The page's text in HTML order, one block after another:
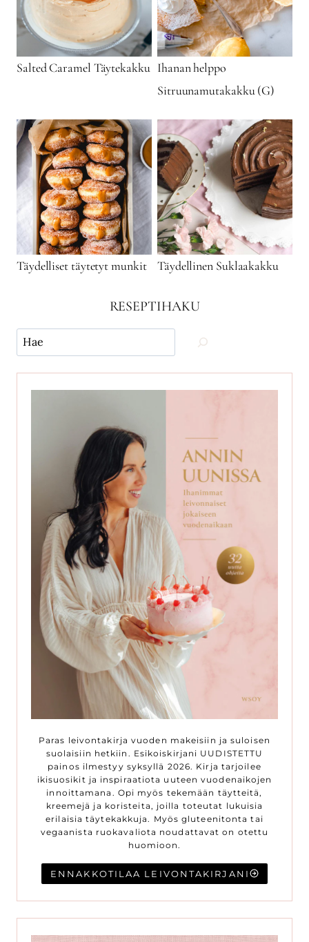
Salted Caramel Täytekakku Ihanan helppo
Sitruunamutakakku (G)
Täydelliset täytetyt munkit Täydellinen Suklaakakku
RESEPTIHAKU
Käytä
hakua
ja
etsi
Paras leivontakirja vuoden makeisiin ja suloisen
suolaisiin hetkiin. Esikoiskirjani UUDISTETTU
painos ilmestyy syksyllä 2026. Kirja tarjoilee
ikisuosikit ja inspiraatiota uuteen vuodenaikojen
innoittamana. Opi myös tekemään täytteitä,
kreemejä ja koristeita, joilla toteutat lukuisia
erilaisia täytekakkuja. Myös gluteenitonta tai
vegaanista ruokavaliota noudattavat on otettu
huomioon.
ENNAKKOTILAA LEIVONTAKIRJANI